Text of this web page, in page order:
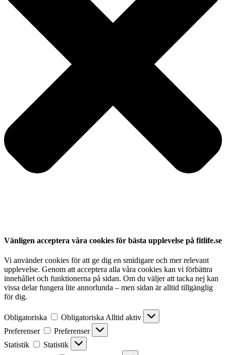
Vänligen acceptera våra cookies för bästa upplevelse på fitlife.se
Vi använder cookies för att ge dig en smidigare och mer relevant
upplevelse. Genom att acceptera alla våra cookies kan vi förbättra
innehållet och funktionerna på sidan. Om du väljer att tacka nej kan
vissa delar fungera lite annorlunda – men sidan är alltid tillgänglig
för dig.
Obligatoriska Obligatoriska Alltid aktiv
Preferenser
Preferenser
Statistik
Statistik